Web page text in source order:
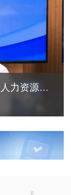
2026年6月10日——苏州市人力资源和社会保障局